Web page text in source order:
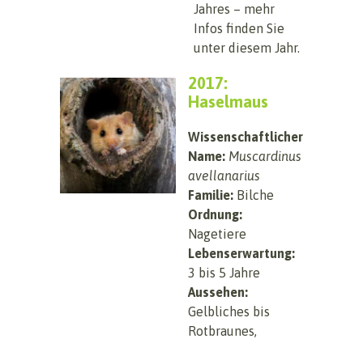
Jahres – mehr
Infos finden Sie
unter diesem Jahr.
2017:
Haselmaus
Wissenschaftlicher
Name: Muscardinus
avellanarius
Familie: Bilche
Ordnung:
Nagetiere
Lebenserwartung:
3 bis 5 Jahre
Aussehen:
Gelbliches bis
Rotbraunes,